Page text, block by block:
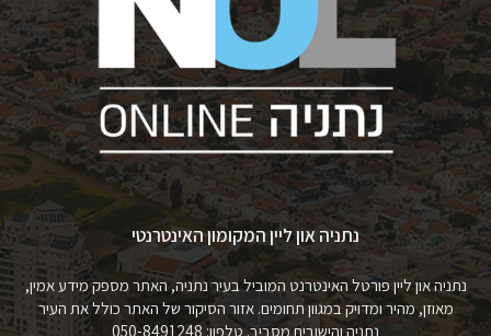
נתניה און ליין המקומון האינטרנטי
נתניה און ליין פורטל האינטרנט המוביל בעיר נתניה, האתר מספק מידע אמין,
מאוזן, מהיר ומדויק במגוון תחומים. אזור הסיקור של האתר כולל את העיר
נתניה והישובים מסביב. טלפון: 050-8491248